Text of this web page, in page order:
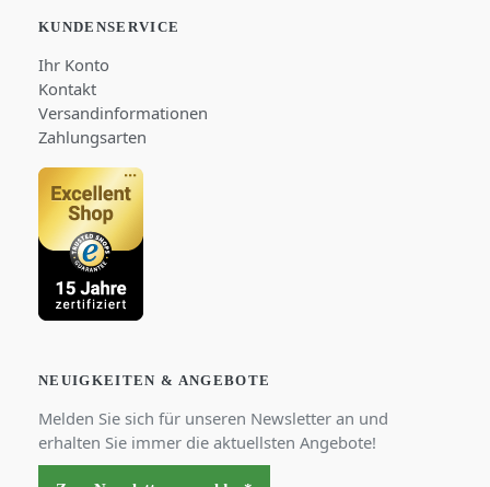
KUNDENSERVICE
Ihr Konto
Kontakt
Versandinformationen
Zahlungsarten
NEUIGKEITEN & ANGEBOTE
Melden Sie sich für unseren Newsletter an und
erhalten Sie immer die aktuellsten Angebote!